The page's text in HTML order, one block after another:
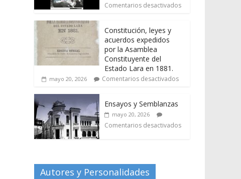
Comentarios desactivados
Constitución, leyes y
acuerdos expedidos
por la Asamblea
Constituyente del
Estado Lara en 1881.
mayo 20, 2026 Comentarios desactivados
Ensayos y Semblanzas
mayo 20, 2026
Comentarios desactivados
Autores y Personalidades